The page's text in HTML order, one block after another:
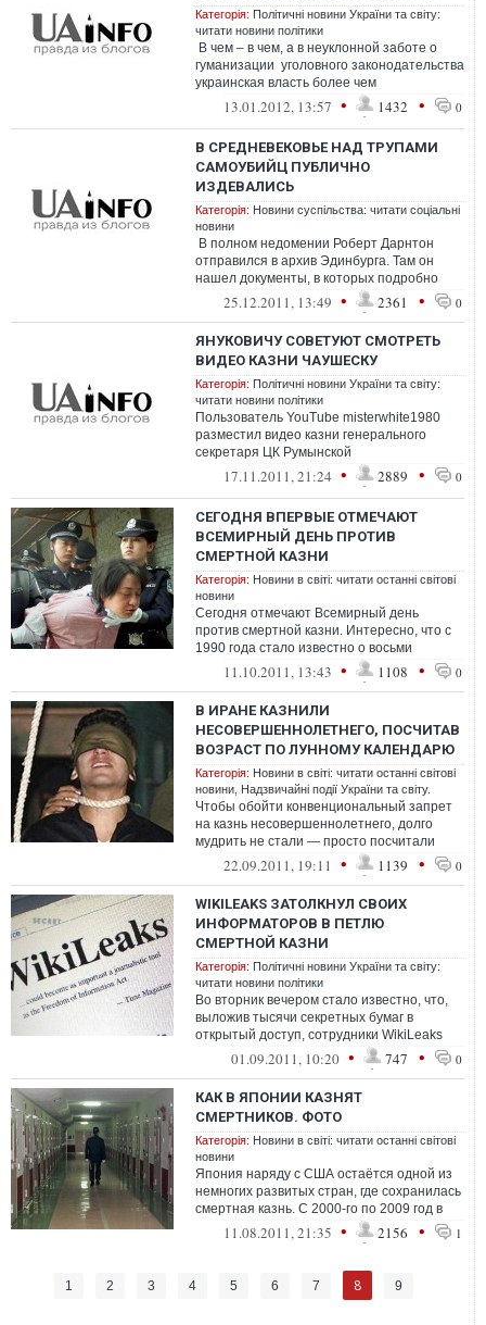
Категорія: Політичні новини України та світу:
читати новини політики
В чем – в чем, а в неуклонной заботе о
гуманизации уголовного законодательства
украинская власть более чем
последовательна. И забота...
13.01.2012, 13:57 • 1432 • 0
В СРЕДНЕВЕКОВЬЕ НАД ТРУПАМИ
САМОУБИЙЦ ПУБЛИЧНО
ИЗДЕВАЛИСЬ
Категорія: Новини суспільства: читати соціальні
новини
В полном недомении Роберт Дарнтон
отправился в архив Эдинбурга. Там он
нашел документы, в которых подробно
описывались надругательства над&helli...
25.12.2011, 13:49 • 2361 • 0
ЯНУКОВИЧУ СОВЕТУЮТ СМОТРЕТЬ
ВИДЕО КАЗНИ ЧАУШЕСКУ
Категорія: Політичні новини України та світу:
читати новини політики
Пользователь YouТube misterwhite1980
разместил видео казни генерального
секретаря ЦК Румынской
коммунистической партии (РКП) с 1965
17.11.2011, 21:24 • 2889 • 0
СЕГОДНЯ ВПЕРВЫЕ ОТМЕЧАЮТ
ВСЕМИРНЫЙ ДЕНЬ ПРОТИВ
СМЕРТНОЙ КАЗНИ
Категорія: Новини в світі: читати останні світові
новини
Сегодня отмечают Всемирный день
против смертной казни. Интересно, что с
1990 года стало известно о восьми
государствах, казнивших осуждённых,
11.10.2011, 13:43 • 1108 • 0
В ИРАНЕ КАЗНИЛИ
НЕСОВЕРШЕННОЛЕТНЕГО, ПОСЧИТАВ
ВОЗРАСТ ПО ЛУННОМУ КАЛЕНДАРЮ
Категорія: Новини в світі: читати останні світові
новини Надзвичайні події України та світу.
Чтобы обойти конвенциональный запрет
на казнь несовершеннолетнего, долго
мудрить не стали — просто посчитали
возраст Алирезы по лунному календар...
22.09.2011, 19:11 • 1139 • 0
WIKILEAKS ЗАТОЛКНУЛ СВОИХ
ИНФОРМАТОРОВ В ПЕТЛЮ
СМЕРТНОЙ КАЗНИ
Категорія: Політичні новини України та світу:
читати новини політики
Во вторник вечером стало известно, что,
выложив тысячи секретных бумаг в
открытый доступ, сотрудники WikiLeaks
забыли удалить из файлов имена своих
01.09.2011, 10:20 • 747 • 0
КАК В ЯПОНИИ КАЗНЯТ
СМЕРТНИКОВ. ФОТО
Категорія: Новини в світі: читати останні світові
новини
Япония наряду с США остаётся одной из
немногих развитых стран, где сохранилась
смертная казнь. С 2000-го по 2009 год в
Японии к казни были приговорены...
11.08.2011, 21:35 • 2156 • 1
1 2 3 4 5 6 7 8 9